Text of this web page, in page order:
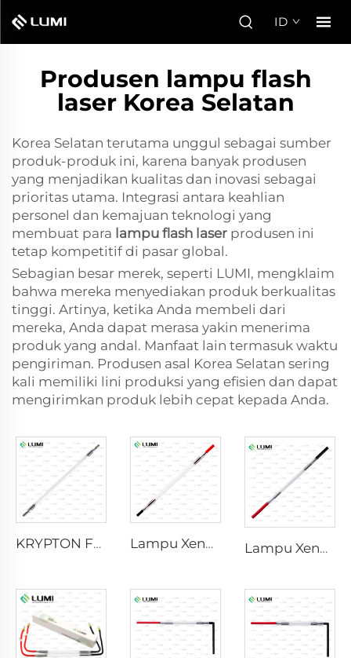
ID
Produsen lampu flash
laser Korea Selatan
Korea Selatan terutama unggul sebagai sumber
produk-produk ini, karena banyak produsen
yang menjadikan kualitas dan inovasi sebagai
prioritas utama. Integrasi antara keahlian
personel dan kemajuan teknologi yang
membuat para lampu flash laser produsen ini
tetap kompetitif di pasar global.
Sebagian besar merek, seperti LUMI, mengklaim
bahwa mereka menyediakan produk berkualitas
tinggi. Artinya, ketika Anda membeli dari
mereka, Anda dapat merasa yakin menerima
produk yang andal. Manfaat lain termasuk waktu
pengiriman. Produsen asal Korea Selatan sering
kali memiliki lini produksi yang efisien dan dapat
mengirimkan produk lebih cepat kepada Anda.
KRYPTON FLASH Lampu Xenon Laser L2741 – 7×100×167 mm Lampu Xenon Laser L2021-7×65×130 mm